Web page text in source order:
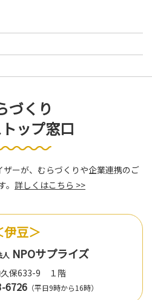
らづくり
ップ窓口
詳しくはこちら >>
＜伊豆＞
人 NPOサプライズ
久保633-9 １階
6726 （平日9時から16時）